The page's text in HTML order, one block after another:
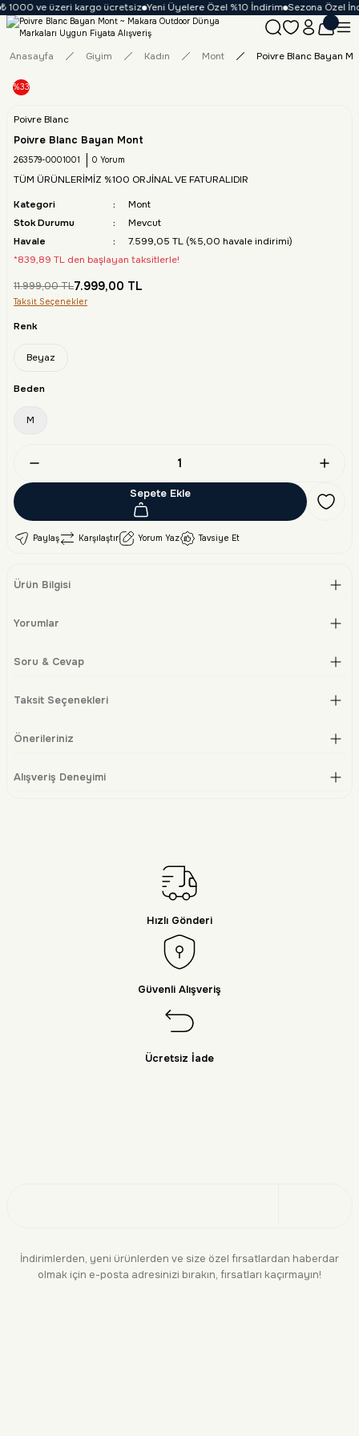
1000 ve üzeri kargo ücretsiz Yeni Üyelere Özel %10 İndirim Sezona Özel
Anasayfa Giyim Kadın Mont Poivre Blanc Bayan
%33
Poivre Blanc
Poivre Blanc Bayan Mont
263579-0001001 0 Yorum
TÜM ÜRÜNLERİMİZ %100 ORJİNAL VE FATURALIDIR
Kategori
Mont
Stok Durumu
Mevcut
Havale
7.599,05 TL (%5,00 havale indirimi)
*839,89 TL den başlayan taksitlerle!
11.999,00 TL7.999,00 TL
Taksit Seçenekler
Renk
Beyaz
Beden
M
Sepete Ekle
Paylaş Karşılaştır Yorum Yaz Tavsiye Et
Ürün Bilgisi
Yorumlar
Soru & Cevap
Taksit Seçenekleri
Önerileriniz
Alışveriş Deneyimi
Hızlı Gönderi
Güvenli Alışveriş
Ücretsiz İade
İndirimlerden, yeni ürünlerden ve size özel fırsatlardan haberdar
olmak için e-posta adresinizi bırakın, fırsatları kaçırmayın!